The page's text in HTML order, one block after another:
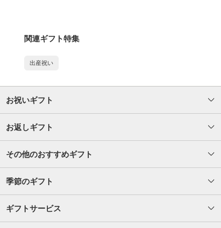
関連ギフト特集
出産祝い
お祝いギフト
お返しギフト
その他のおすすめギフト
季節のギフト
ギフトサービス